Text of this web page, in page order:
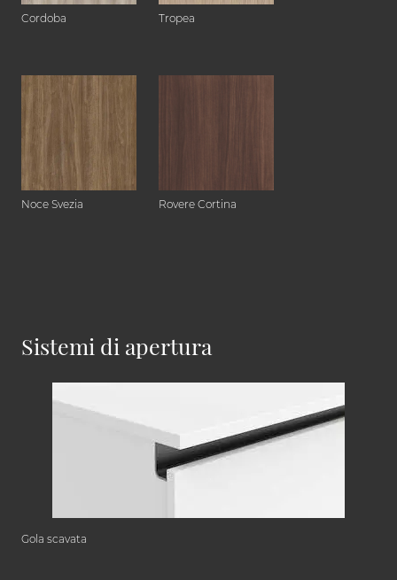
Cordoba Tropea
Noce Svezia Rovere Cortina
Sistemi di apertura
Gola scavata